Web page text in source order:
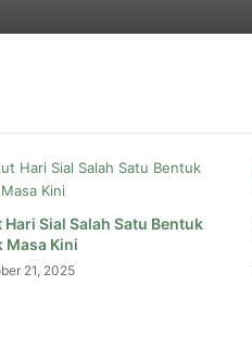
Istri Harus Bekerja?
Istri
Istri dalam Rumah
Hari Sial Salah Satu Bentuk
Masa Kini
21, 2025